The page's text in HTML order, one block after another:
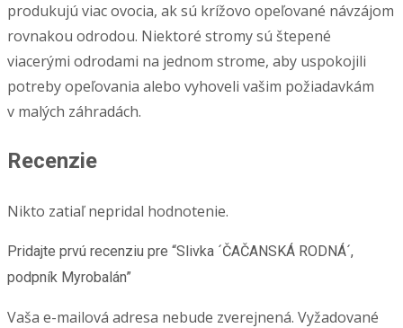
produkujú viac ovocia, ak sú krížovo opeľované návzájom
rovnakou odrodou. Niektoré stromy sú štepené
viacerými odrodami na jednom strome, aby uspokojili
potreby opeľovania alebo vyhoveli vašim požiadavkám
v malých záhradách.
Recenzie
Nikto zatiaľ nepridal hodnotenie.
Pridajte prvú recenziu pre “Slivka ´ČAČANSKÁ RODNÁ´,
podpník Myrobalán”
Vaša e-mailová adresa nebude zverejnená. Vyžadované